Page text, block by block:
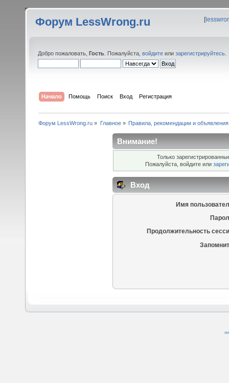
Форум LessWrong.ru [
Добро пожаловать, Гость . Пожалуйста, войдите или зарегистрируйтесь
Начало Помощь Поиск Вход Регистрация
Форум LessWrong.ru » Главное» Правила, рекомендации и объявления
Внимание!
Только
Пожалуйста, войдите или
Вход
Имя
Продолжительность